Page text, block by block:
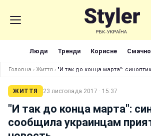
Люди Тренди Корисне Смачно
Головна › Життя › "И так до конца марта":
ЖИТТЯ 23 листопада 2017 · 15:37
"И так до конца марта":
сообщила украинцам